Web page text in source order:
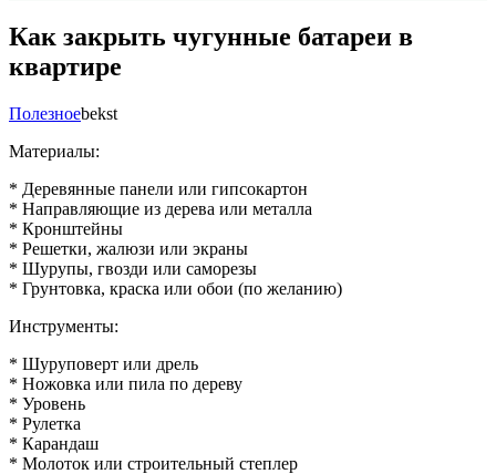
Как закрыть чугунные батареи в
квартире
Полезноеbekst
Материалы:
* Деревянные панели или гипсокартон
* Направляющие из дерева или металла
* Кронштейны
* Решетки, жалюзи или экраны
* Шурупы, гвозди или саморезы
* Грунтовка, краска или обои (по желанию)
Инструменты:
* Шуруповерт или дрель
* Ножовка или пила по дереву
* Уровень
* Рулетка
* Карандаш
* Молоток или строительный степлер